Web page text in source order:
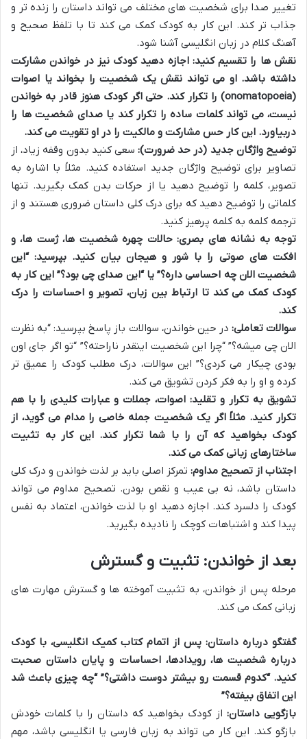
تغییر صدا برای شخصیت های مختلف می تواند داستان را زنده تر و
جذاب تر کند. این کار به کودک کمک می کند تا با تلفظ صحیح و
آهنگ کلام در زبان انگلیسی آشنا شود.
نقش ها را تقسیم کنید: اجازه دهید کودک نیز در خواندن مشارکت
داشته باشد. او می تواند نقش یک شخصیت را بخواند یا اصوات
(onomatopoeia) را تکرار کند. حتی اگر کودک هنوز قادر به خواندن
نیست، می تواند کلمات ساده را تکرار کند یا صدای شخصیت ها را
دربیاورد. این کار حس مشارکت و مالکیت را در او تقویت می کند.
توضیح واژگان جدید (در حد ضرورت):سعی کنید بدون وقفه زیاد، از
تصاویر برای توضیح واژگان جدید استفاده کنید. مثلاً با اشاره به
تصویر، کلمه را توضیح دهید یا از حرکات بدن کمک بگیرید. تنها
کلماتی را توضیح دهید که برای درک کلی داستان ضروری هستند و از
ترجمه کلمه به کلمه پرهیز کنید.
توجه به نشانه های بصری:حالات چهره شخصیت ها، ژست ها، و
افکت های صوتی را با شور و هیجان بیان کنید. بپرسید: “این
شخصیت الان چه احساسی داره؟” یا “این صدای چی بود؟” این کار به
کودک کمک می کند تا ارتباط بین زبان، تصویر و احساسات را درک
کند.
سوالات تعاملی: در حین خواندن، سوالات باز پاسخ بپرسید: “به نظرت
الان چی میشه؟” “چرا این شخصیت اینقدر ناراحته؟” “تو اگر جای اون
بودی چیکار می کردی؟” این سوالات، درک مطلب کودک را عمیق تر
کرده و او را به فکر کردن تشویق می کند.
تشویق به تکرار و تقلید: اصوات، جملات و عبارات کلیدی را با هم
تکرار کنید. مثلاً اگر یک شخصیت جمله خاصی را مدام می گوید، از
کودک بخواهید که آن را با شما تکرار کند. این کار به تثبیت
ساختارهای زبانی کمک می کند.
اجتناب از تصحیح مداوم: تمرکز اصلی باید بر لذت خواندن و درک کلی
داستان باشد، نه بی عیب و نقص بودن. تصحیح مداوم می تواند
کودک را دلسرد کند. اجازه دهید او با لذت خواندن، اعتماد به نفس
پیدا کند و اشتباهات کوچک را نادیده بگیرید.
بعد از خواندن: تثبیت و گسترش
مرحله پس از خواندن، به تثبیت آموخته ها و گسترش مهارت های
زبانی کمک می کند.
گفتگو درباره داستان: پس از اتمامکتاب کمیک انگلیسی، با کودک
درباره شخصیت ها، رویدادها، احساسات و پایان داستان صحبت
کنید. “کدوم قسمت رو بیشتر دوست داشتی؟” “چه چیزی باعث شد
این اتفاق بیفته؟”
بازگویی داستان: از کودک بخواهید که داستان را با کلمات خودش
بازگو کند. این کار می تواند به زبان فارسی یا انگلیسی باشد، مهم